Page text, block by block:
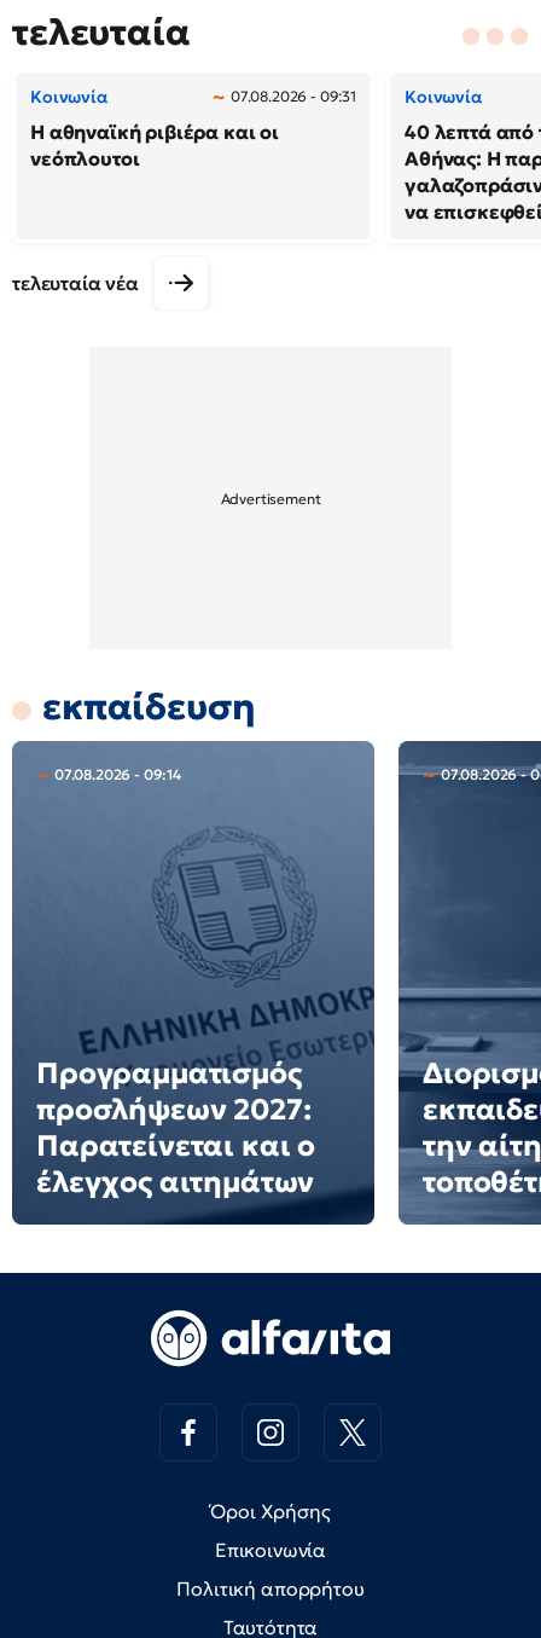
τελευταία
Κοινωνία 07.08.2026 - 09:31
Η αθηναϊκή ριβιέρα και οι
νεόπλουτοι
Κοινωνία
40 λεπτά από
Αθήνας: Η
να
τελευταία νέα
εκπαίδευση
07.08.2026 - 09:14
Προγραμματισμός
προσλήψεων 2027:
Παρατείνεται και ο
έλεγχος αιτημάτων
07.08.2026 -
την
Όροι Χρήσης
Επικοινωνία
Πολιτική απορρήτου
Ταυτότητα